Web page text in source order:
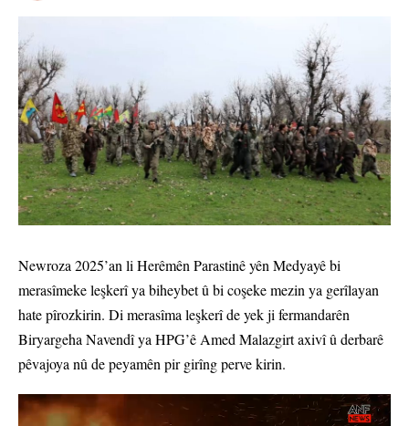
Newroza 2025’an li Herêmên Parastinê yên Medyayê bi
merasîmeke leşkerî ya biheybet û bi coşeke mezin ya gerîlayan
hate pîrozkirin. Di merasîma leşkerî de yek ji fermandarên
Biryargeha Navendî ya HPG’ê Amed Malazgirt axivî û derbarê
pêvajoya nû de peyamên pir girîng perve kirin.